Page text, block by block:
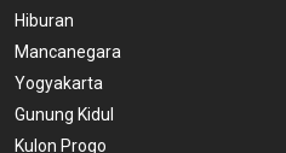
Hiburan
Mancanegara
Yogyakarta
Gunung Kidul
Kulon Progo